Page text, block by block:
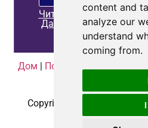
content and
analyze our
understand
coming from.
Читать
Далее
Дом | Политика
Copyright © 2010-2025